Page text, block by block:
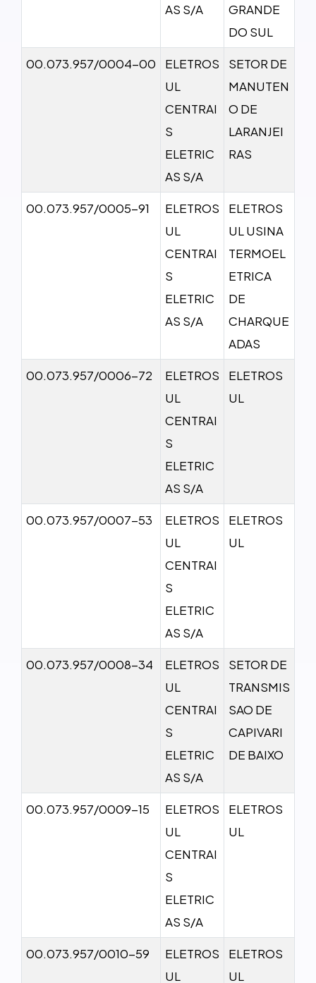
AS S/A
GRANDE
DO SUL
00.073.957/0004-00
ELETROS
UL
CENTRAI
S
ELETRIC
AS S/A
SETOR DE
MANUTEN
O DE
LARANJEI
RAS
00.073.957/0005-91
ELETROS
UL
CENTRAI
S
ELETRIC
AS S/A
ELETROS
UL USINA
TERMOEL
ETRICA
DE
CHARQUE
ADAS
00.073.957/0006-72
ELETROS
UL
CENTRAI
S
ELETRIC
AS S/A
ELETROS
UL
00.073.957/0007-53
ELETROS
UL
CENTRAI
S
ELETRIC
AS S/A
ELETROS
UL
00.073.957/0008-34
ELETROS
UL
CENTRAI
S
ELETRIC
AS S/A
SETOR DE
TRANSMIS
SAO DE
CAPIVARI
DE BAIXO
00.073.957/0009-15
ELETROS
UL
CENTRAI
S
ELETRIC
AS S/A
ELETROS
UL
00.073.957/0010-59
ELETROS
UL
ELETROS
UL